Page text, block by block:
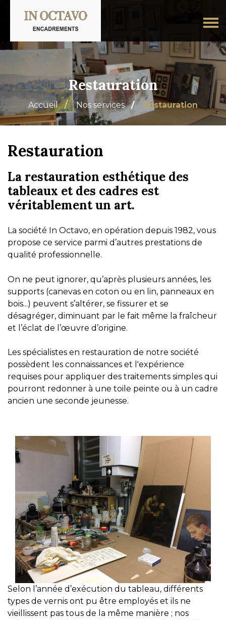
Restauration
Accueil Nos services Restauration
Restauration
La restauration esthétique des
tableaux et des cadres est
véritablement un art.
La société In Octavo, en opération depuis 1982, vous
propose ce service parmi d’autres prestations de
qualité professionnelle.
On ne peut ignorer, qu’après plusieurs années, les
supports (canevas en coton ou en lin, panneaux en
bois...) peuvent s’altérer, se fissurer et se
désagréger, diminuant par le fait même la fraîcheur
et l’éclat de l’œuvre d’origine.
​​​​​​​Les spécialistes en restauration de notre société
possèdent les connaissances et l'expérience
requises pour appliquer des traitements simples qui
pourront redonner à une toile peinte ou à un cadre
ancien une seconde jeunesse.
Selon l’année d’exécution du tableau, différents
types de vernis ont pu être employés et ils ne
vieillissent pas tous de la même manière ; nos